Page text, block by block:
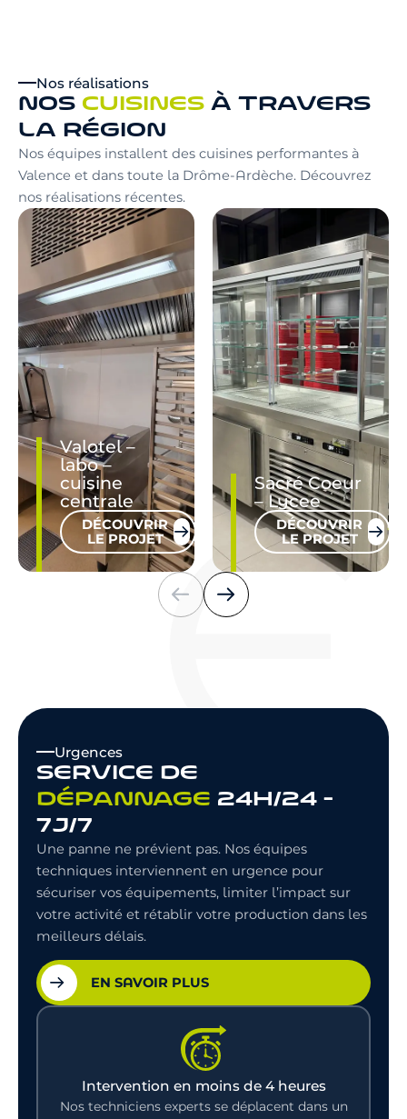
Nos réalisations
NOS CUISINES À TRAVERS
LA RÉGION
Nos équipes installent des cuisines performantes à
Valence et dans toute la Drôme-Ardèche. Découvrez
nos réalisations récentes.
Valotel –
labo –
cuisine
centrale
DÉCOUVRIR
LE PROJET
Sacré Coeur
– Lycee
DÉCOUVRIR
LE PROJET
Urgences
SERVICE DE
DÉPANNAGE 24H/24 -
7J/7
Une panne ne prévient pas. Nos équipes
techniques interviennent en urgence pour
sécuriser vos équipements, limiter l’impact sur
votre activité et rétablir votre production dans les
meilleurs délais.
EN SAVOIR PLUS
Intervention en moins de 4 heures
Nos techniciens experts se déplacent dans un